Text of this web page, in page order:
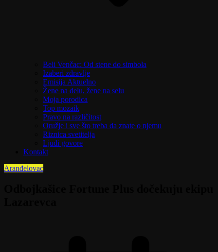
Beli Venčac: Od stene do simbola
Izaberi zdravlje
Emisija Aktuelno
Žene na delu, žene na selu
Moja porodica
Top mozaik
Pravo na različitost
Oružje i sve što treba da znate o njemu
Riznica svetitelja
Ljudi govore
Kontakt
Aranđelovac